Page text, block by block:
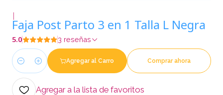
|
Faja Post Parto 3 en 1 Talla L Negra
5.0 3 reseñas
Cantidad
Agregar al Carro Comprar ahora
Agregar a la lista de favoritos